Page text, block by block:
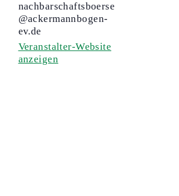
nachbarschaftsboerse
@ackermannbogen-
ev.de
Veranstalter-Website
anzeigen